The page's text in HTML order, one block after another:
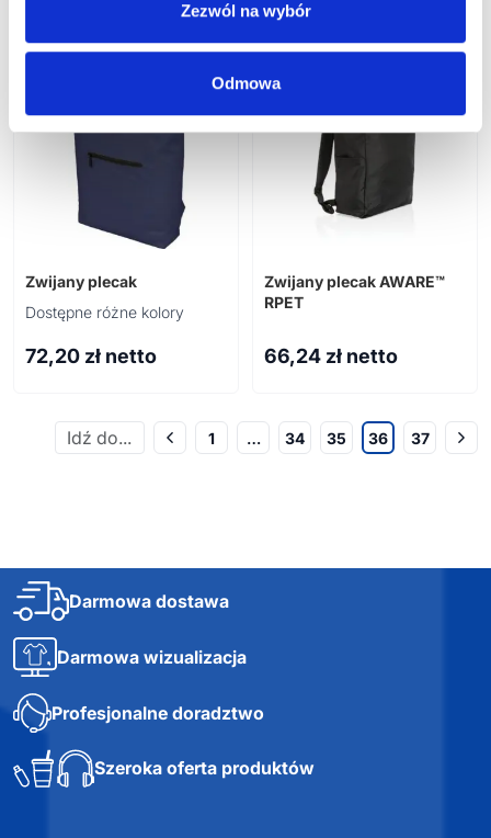
Zezwól na wybór
Odmowa
Zwijany plecak
Dostępne różne kolory
72,20 zł netto
Zwijany plecak AWARE™
RPET
66,24 zł netto
1 … 34 35 36 37
Darmowa dostawa
Darmowa wizualizacja
Profesjonalne doradztwo
Szeroka oferta produktów